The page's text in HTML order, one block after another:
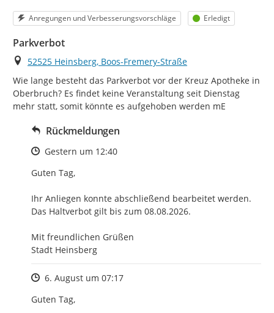
Kategorie
Anregungen und Verbesserungsvorschläge Status
Erledigt
Parkverbot
Ort
52525 Heinsberg, Boos-Fremery-Straße
Wie lange besteht das Parkverbot vor der Kreuz Apotheke in
Oberbruch? Es findet keine Veranstaltung seit Dienstag
mehr statt, somit könnte es aufgehoben werden mE
Rückmeldungen
Zeitpunkt des Erstellens
Gestern um 12:40
Guten Tag,
Ihr Anliegen konnte abschließend bearbeitet werden.
Das Haltverbot gilt bis zum 08.08.2026.
Mit freundlichen Grüßen
Stadt Heinsberg
Zeitpunkt des Erstellens
6. August um 07:17
Guten Tag,